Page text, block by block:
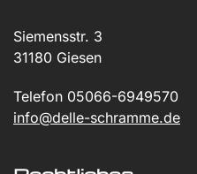
Siemensstr. 3
31180 Giesen
Telefon 05066-6949570
info@delle-schramme.de